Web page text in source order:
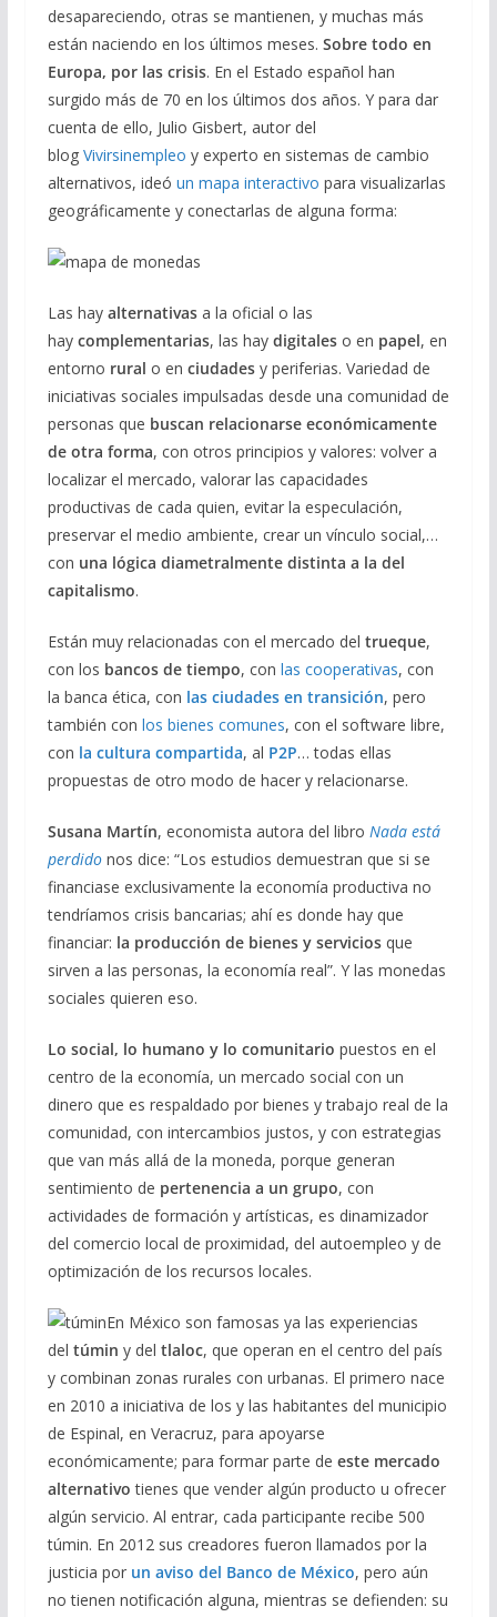
desapareciendo, otras se mantienen, y muchas más
están naciendo en los últimos meses. Sobre todo en
Europa, por las crisis. En el Estado español han
surgido más de 70 en los últimos dos años. Y para dar
cuenta de ello, Julio Gisbert, autor del
blog Vivirsinempleo y experto en sistemas de cambio
alternativos, ideó un mapa interactivo para visualizarlas
geográficamente y conectarlas de alguna forma:
Las hay alternativasa la oficial o las
hay complementarias, las hay digitaleso en papel, en
entorno rural o en ciudadesy periferias. Variedad de
iniciativas sociales impulsadas desde una comunidad de
personas que buscan relacionarse económicamente
de otra forma, con otros principios y valores: volver a
localizar el mercado, valorar las capacidades
productivas de cada quien, evitar la especulación,
preservar el medio ambiente, crear un vínculo social,…
con una lógica diametralmente distinta a la del
capitalismo.
Están muy relacionadas con el mercado del trueque,
con los bancos de tiempo, con las cooperativas, con
la banca ética, con las ciudades en transición, pero
también con los bienes comunes, con el software libre,
con la cultura compartida, al P2P… todas ellas
propuestas de otro modo de hacer y relacionarse.
Susana Martín, economista autora del libro Nada está
perdidonos dice: “Los estudios demuestran que si se
financiase exclusivamente la economía productiva no
tendríamos crisis bancarias; ahí es donde hay que
financiar: la producción de bienes y serviciosque
sirven a las personas, la economía real”. Y las monedas
sociales quieren eso.
Lo social, lo humano y lo comunitario puestos en el
centro de la economía, un mercado social con un
dinero que es respaldado por bienes y trabajo real de la
comunidad, con intercambios justos, y con estrategias
que van más allá de la moneda, porque generan
sentimiento de pertenencia a un grupo, con
actividades de formación y artísticas, es dinamizador
del comercio local de proximidad, del autoempleo y de
optimización de los recursos locales.
En México son famosas ya las experiencias
del túmin y del tlaloc, que operan en el centro del país
y combinan zonas rurales con urbanas. El primero nace
en 2010 a iniciativa de los y las habitantes del municipio
de Espinal, en Veracruz, para apoyarse
económicamente; para formar parte de este mercado
alternativo tienes que vender algún producto u ofrecer
algún servicio. Al entrar, cada participante recibe 500
túmin. En 2012 sus creadores fueron llamados por la
justicia por un aviso del Banco de México, pero aún
no tienen notificación alguna, mientras se defienden: su